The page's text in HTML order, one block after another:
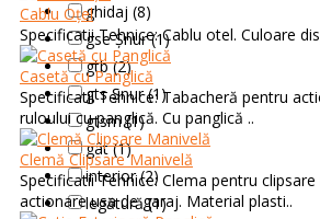
ghidaj (8)
gse Șnur (1)
gtb (2)
gts Șnur (1)
gtsm (1)
gât (1)
interior (2)
legătură (1)
Cablu Oțel
Specificatii Tehnice: Cablu otel. Culoare
Casetă cu Panglică
Specificatii Tehnice: Tabacheră pentru
ruloului cu panglică. Cu panglică ..
Clemă Clipsare Manivelă
Specificatii Tehnice: Clema pentru
actionare usa de garaj. Material plasti..